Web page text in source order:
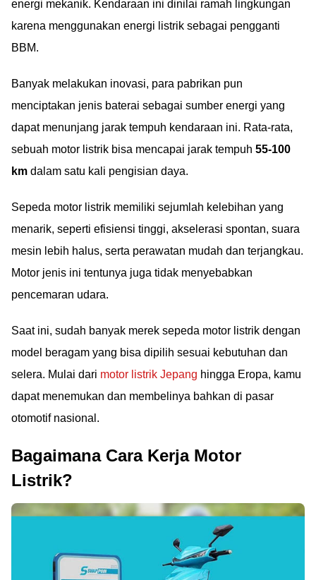
energi mekanik. Kendaraan ini dinilai ramah lingkungan
karena menggunakan energi listrik sebagai pengganti
BBM.
Banyak melakukan inovasi, para pabrikan pun
menciptakan jenis baterai sebagai sumber energi yang
dapat menunjang jarak tempuh kendaraan ini. Rata-rata,
sebuah motor listrik bisa mencapai jarak tempuh 55-100
km dalam satu kali pengisian daya.
Sepeda motor listrik memiliki sejumlah kelebihan yang
menarik, seperti efisiensi tinggi, akselerasi spontan, suara
mesin lebih halus, serta perawatan mudah dan terjangkau.
Motor jenis ini tentunya juga tidak menyebabkan
pencemaran udara.
Saat ini, sudah banyak merek sepeda motor listrik dengan
model beragam yang bisa dipilih sesuai kebutuhan dan
selera. Mulai dari motor listrik Jepang hingga Eropa, kamu
dapat menemukan dan membelinya bahkan di pasar
otomotif nasional.
Bagaimana Cara Kerja Motor
Listrik?